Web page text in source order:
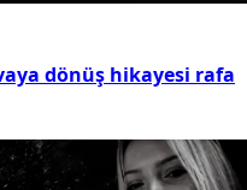
dönüş hikayesi rafa